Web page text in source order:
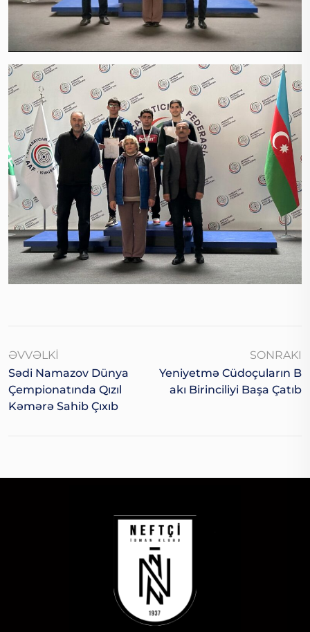
ƏVVƏLKI
Sədi Namazov Dünya
Çempionatında Qızıl
Kəmərə Sahib Çıxıb
SONRAKI
Yeniyetmə Cüdoçuların B
Akı Birinciliyi Başa Çatıb